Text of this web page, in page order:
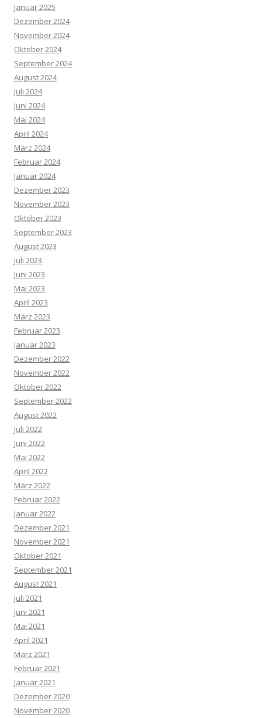
Januar 2025
Dezember 2024
November 2024
Oktober 2024
September 2024
August 2024
Juli 2024
Juni 2024
Mai 2024
April 2024
März 2024
Februar 2024
Januar 2024
Dezember 2023
November 2023
Oktober 2023
September 2023
August 2023
Juli 2023
Juni 2023
Mai 2023
April 2023
März 2023
Februar 2023
Januar 2023
Dezember 2022
November 2022
Oktober 2022
September 2022
August 2022
Juli 2022
Juni 2022
Mai 2022
April 2022
März 2022
Februar 2022
Januar 2022
Dezember 2021
November 2021
Oktober 2021
September 2021
August 2021
Juli 2021
Juni 2021
Mai 2021
April 2021
März 2021
Februar 2021
Januar 2021
Dezember 2020
November 2020